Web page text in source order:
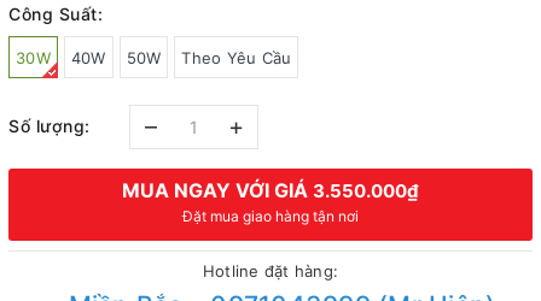
Công Suất:
30W 40W 50W Theo Yêu Cầu
Số lượng: – +
MUA NGAY VỚI GIÁ 3.550.000₫
Đặt mua giao hàng tận nơi
Hotline đặt hàng: